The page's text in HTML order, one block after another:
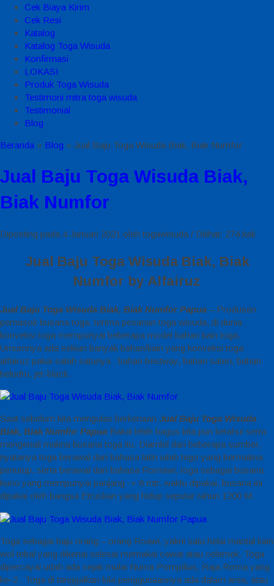
Cek Biaya Kirim
Cek Resi
Katalog
Katalog Toga Wisuda
Konfirmasi
LOKASI
Produk Toga Wisuda
Testimoni mitra toga wisuda
Testimonial
Blog
Beranda » Blog » Jual Baju Toga Wisuda Biak, Biak Numfor
Jual Baju Toga Wisuda Biak,
Biak Numfor
Diposting pada 4 Januari 2021 oleh togawisuda / Dilihat: 274 kali
Jual Baju Toga Wisuda Biak, Biak
Numfor by Alfairuz
Jual Baju Toga Wisuda Biak, Biak Numfor Papua – Produsen
pemasok busana toga. terima pesanan toga wisuda, di dunia
konveksi toga mempunyai beberapa model bahan kain toga.
Umumnya ada sekian banyak bahan/kain yang konveksi toga
alfairuz pakai salah satunya : bahan bestway, bahan saten, bahan
beludru, jet-black.
Saat sebelum kita mengulas berkenaan Jual Baju Toga Wisuda
Biak, Biak Numfor Papua Bakal lebih bagus kita pun ketahui serta
mengenali makna busana toga itu. Diambil dari beberapa sumber,
nyatanya toga berawal dari bahasa latin ialah tego yang bermakna
penutup, serta berawal dari bahasa Romawi, toga sebagai busana
kuno yang mempunyai panjang -+ 6 mtr. waktu dipakai, busana ini
dipakai oleh bangsa Etruskan yang hidup seputar tahun 1200 M.
Toga sebagai baju orang – orang Roawi, yakni satu helai mantal kain
wol tebal yang dikenai selesai memakai cawat atau celemek. Toga
dipercayai udah ada sejak mulai Numa Pompilius, Raja Roma yang
ke-2 . Toga di tanggalkan bila penggunaannya ada dalam area, atau